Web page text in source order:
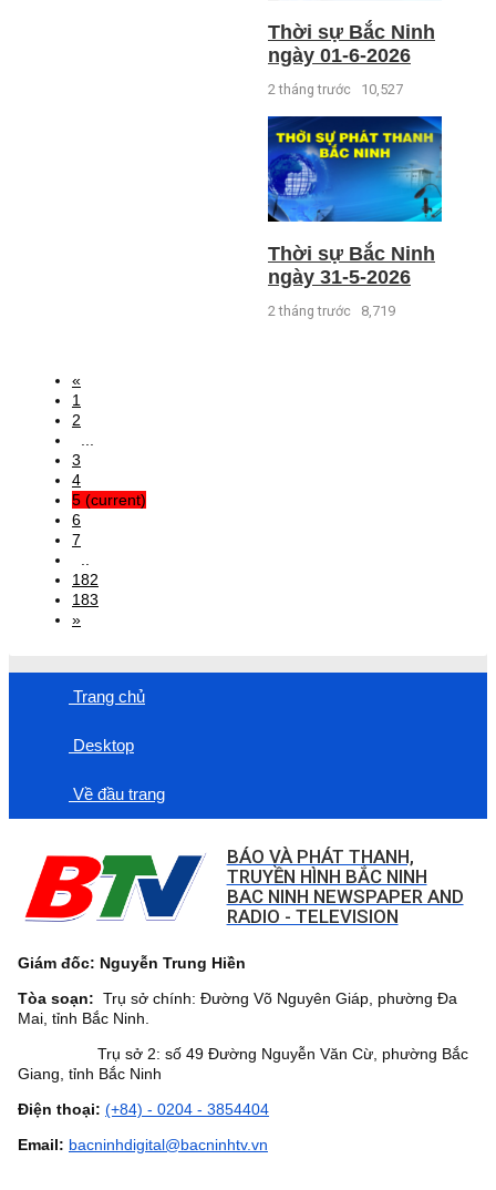
Thời sự Bắc Ninh
ngày 01-6-2026
2 tháng trước 10,527
Thời sự Bắc Ninh
ngày 31-5-2026
2 tháng trước 8,719
«
1
2
3
4
5 (current)
6
7
182
183
»
Trang chủ
Desktop
Về đầu trang
BÁO VÀ PHÁT THANH,
TRUYỀN HÌNH BẮC NINH
BAC NINH NEWSPAPER AND
RADIO - TELEVISION
Giám đốc: Nguyễn Trung Hiền
Tòa soạn: Trụ sở chính: Đường Võ Nguyên Giáp, phường Đa
Mai, tỉnh Bắc Ninh.
Trụ sở 2: số 49 Đường Nguyễn Văn Cừ, phường Bắc
Giang, tỉnh Bắc Ninh
Điện thoại: (+84) - 0204 - 3854404
Email: bacninhdigital@bacninhtv.vn